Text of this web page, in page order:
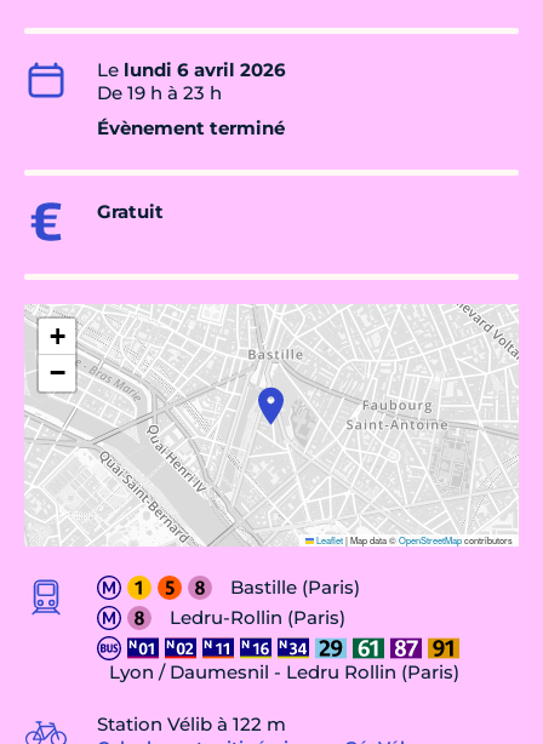
Le lundi 6 avril 2026
De 19 h à 23 h
Évènement terminé
Gratuit
+
−
Leaflet|Map data ©OpenStreetMapcontributors
Bastille (Paris)
Ledru-Rollin (Paris)
Lyon / Daumesnil - Ledru Rollin (Paris)
Station Vélib à 122 m